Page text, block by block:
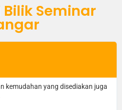
Seminar
juga
Bilik seminar